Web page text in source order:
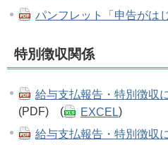
パンフレット「申告がは
特別徴収関係
給与支払報告・特別徴収
(PDF) (
EXCEL )
給与支払報告・特別徴収